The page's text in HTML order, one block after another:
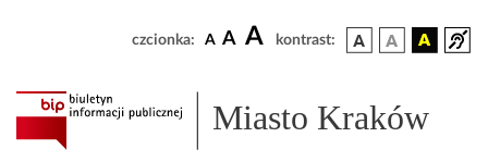
czcionka: A A A kontrast:
Miasto Kraków